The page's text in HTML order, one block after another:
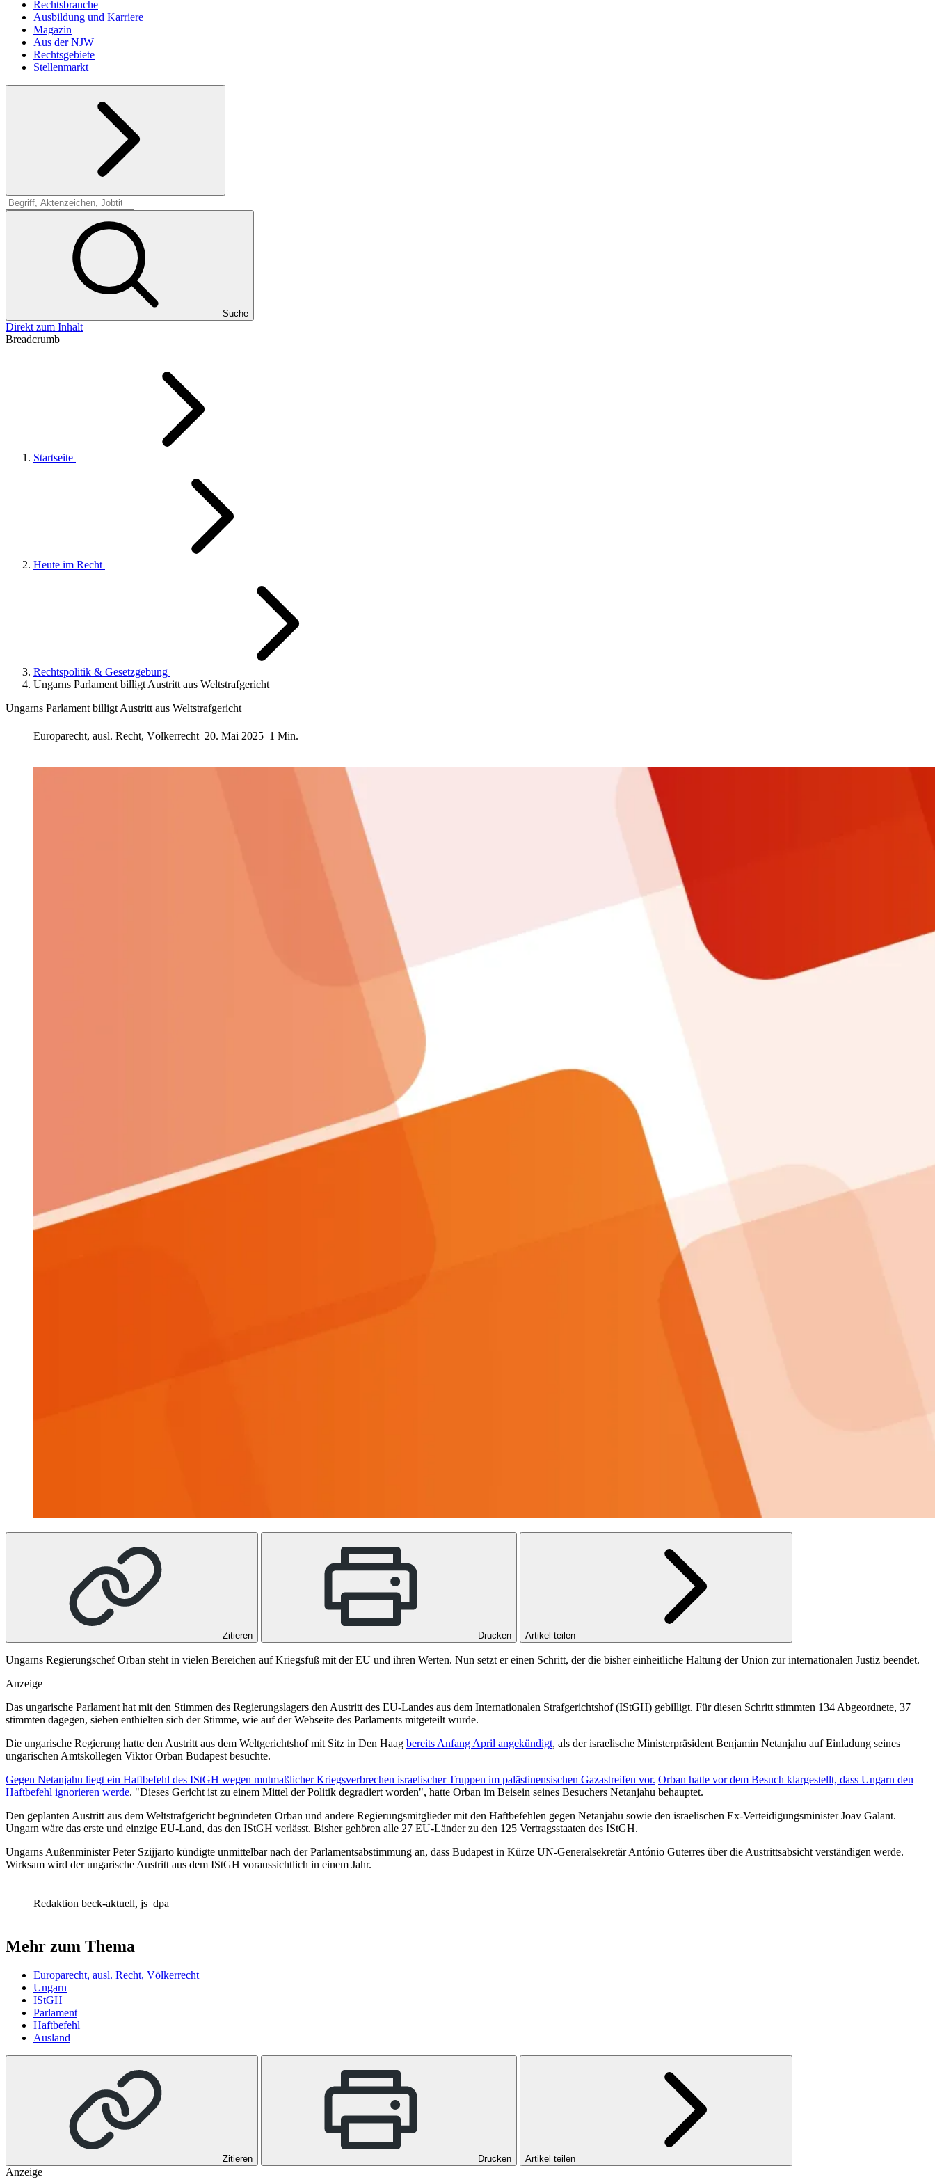
Rechtsbranche
Ausbildung und Karriere
Magazin
Aus der NJW
Rechtsgebiete
Stellenmarkt
Suche
Suche
Direkt zum Inhalt
Breadcrumb
Startseite
Heute im Recht
Rechtspolitik & Gesetzgebung
Ungarns Parlament billigt Austritt aus Weltstrafgericht
Ungarns Parlament billigt Austritt aus Weltstrafgericht
Europarecht, ausl. Recht, Völkerrecht 20. Mai 2025 1 Min.
Zitieren Drucken Artikel teilen
Ungarns Regierungschef Orban steht in vielen Bereichen auf Kriegsfuß mit der EU und ihren Werten. Nun setzt er einen Schritt, der die bisher einheitliche Haltung der Union zur internationalen Justiz beendet.
Anzeige
Das ungarische Parlament hat mit den Stimmen des Regierungslagers den Austritt des EU-Landes aus dem Internationalen Strafgerichtshof (IStGH) gebilligt. Für diesen Schritt stimmten 134 Abgeordnete, 37
stimmten dagegen, sieben enthielten sich der Stimme, wie auf der Webseite des Parlaments mitgeteilt wurde.
Die ungarische Regierung hatte den Austritt aus dem Weltgerichtshof mit Sitz in Den Haag bereits Anfang April angekündigt, als der israelische Ministerpräsident Benjamin Netanjahu auf Einladung seines
ungarischen Amtskollegen Viktor Orban Budapest besuchte.
Gegen Netanjahu liegt ein Haftbefehl des IStGH wegen mutmaßlicher Kriegsverbrechen israelischer Truppen im palästinensischen Gazastreifen vor. Orban hatte vor dem Besuch klargestellt, dass Ungarn den
Haftbefehl ignorieren werde. "Dieses Gericht ist zu einem Mittel der Politik degradiert worden", hatte Orban im Beisein seines Besuchers Netanjahu behauptet.
Den geplanten Austritt aus dem Weltstrafgericht begründeten Orban und andere Regierungsmitglieder mit den Haftbefehlen gegen Netanjahu sowie den israelischen Ex-Verteidigungsminister Joav Galant.
Ungarn wäre das erste und einzige EU-Land, das den IStGH verlässt. Bisher gehören alle 27 EU-Länder zu den 125 Vertragsstaaten des IStGH.
Ungarns Außenminister Peter Szijjarto kündigte unmittelbar nach der Parlamentsabstimmung an, dass Budapest in Kürze UN-Generalsekretär António Guterres über die Austrittsabsicht verständigen werde.
Wirksam wird der ungarische Austritt aus dem IStGH voraussichtlich in einem Jahr.
Redaktion beck-aktuell, js dpa
Mehr zum Thema
Europarecht, ausl. Recht, Völkerrecht
Ungarn
IStGH
Parlament
Haftbefehl
Ausland
Zitieren Drucken Artikel teilen
Anzeige